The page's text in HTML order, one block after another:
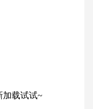
加载试试~